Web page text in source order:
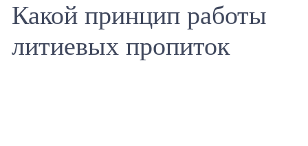
Какой принцип работы
литиевых пропиток